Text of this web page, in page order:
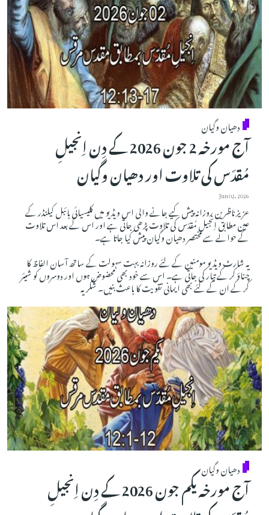
دھیان وگیان
آج مورخہ 2 جون 2026 کے دِن اِنجیلِ
مُقدّس کی تلاوت اور دھیان وگیان
Jun 02, 2026
عزیز ناظرین روزانہ پیش کیے جانے والی اس ویڈیو میں کلیسیائی بائبل کیلنڈر کے
عین مطابق اِنجیلِ مُقدّس کی تلاوت پڑھی جاتی ہے اور اس کے بعد اس تلاوت
کے حوالے سے مختصر دھیان وگیان پیش کیا جاتا ہے۔
یہ شارٹ ویڈیو مومنین کے لئے روزانہ بہت سہولت کے ساتھ آسان الفاظ کا
چناؤ کر کے تیار کی جاتی ہے۔ اس سے خود بھی محضوض ہوں اور دوسروں کو شیئر
کر کے ان کے لئے بھی ایمانی تقویت کا باعث بنیں۔ شکریہ
دھیان وگیان
آج مورخہ یکم جون 2026 کے دِن اِنجیلِ